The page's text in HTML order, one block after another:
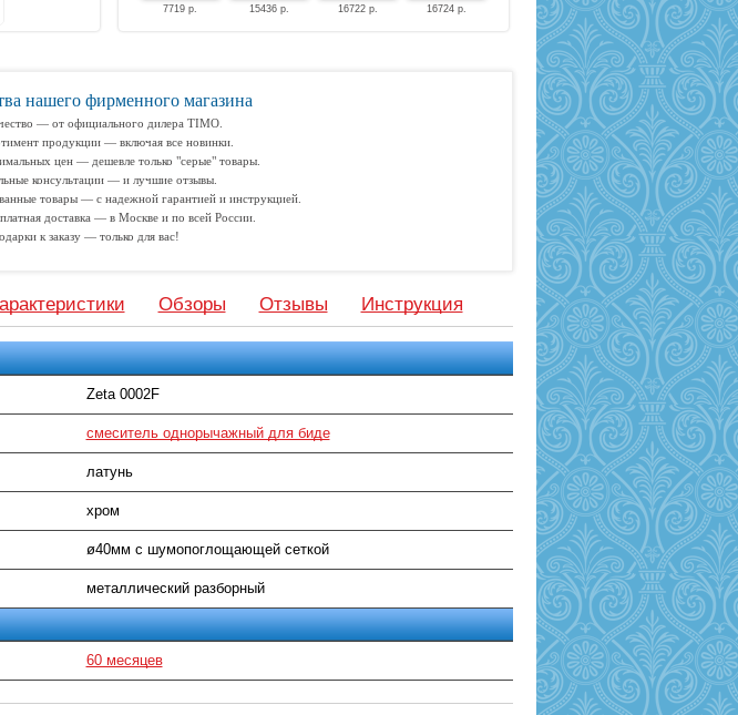
7719 р. 15436 р. 16722 р. 16724 р.
нашего фирменного магазина
— от официального дилера TIMO.
продукции — включая все новинки.
цен — дешевле только "серые" товары.
консультации — и лучшие отзывы.
товары — с надежной гарантией и инструкцией.
доставка — в Москве и по всей России.
к заказу — только для вас!
Обзоры Отзывы Инструкция
Zeta 0002F
cмеситель однорычажный для биде
латунь
хром
ø40мм с шумопоглощающей сеткой
металлический разборный
60 месяцев